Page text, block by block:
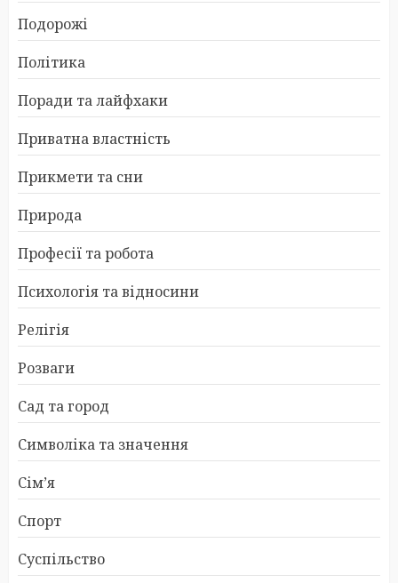
Подорожі
Політика
Поради та лайфхаки
Приватна властність
Прикмети та сни
Природа
Професії та робота
Психологія та відносини
Релігія
Розваги
Сад та город
Символіка та значення
Сім’я
Спорт
Суспільство